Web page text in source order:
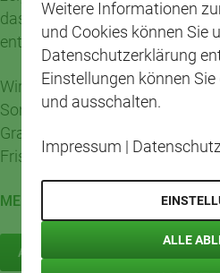
dass Menschen ihre Stärken
entwickeln und Teil eines
Wir sagen Danke an Daniel
Song und an das gesamte
Grafenwald für 20 Jahre
Frische vor Ort.
MEHR LESEN
ALLE NACHRICHTEN
Weitere Informationen
und Cookies können Sie
Datenschutzerklärung
Einstellungen können
und ausschalten.
Impressum | Datenschutz
ALLE